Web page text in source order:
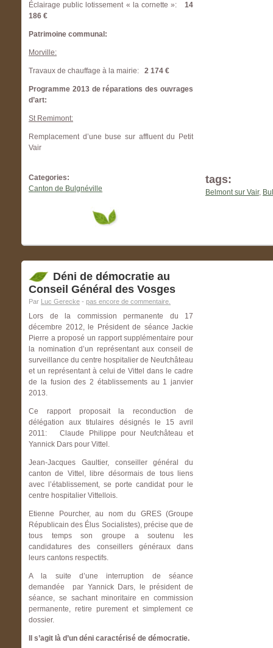
Éclairage public lotissement « la cornette »: 14
186 €
Patrimoine communal:
Morville:
Travaux de chauffage à la mairie: 2 174 €
Programme 2013 de réparations des ouvrages
d’art:
St Remimont:
Remplacement d’une buse sur affluent du Petit
Vair
Categories:
Canton de Bulgnéville
tags:
Belmont sur Vair,
Déni de démocratie au
Conseil Général des Vosges
Par Luc Gerecke - pas encore de commentaire.
Lors de la commission permanente du 17
décembre 2012, le Président de séance Jackie
Pierre a proposé un rapport supplémentaire pour
la nomination d’un représentant aux conseil de
surveillance du centre hospitalier de Neufchâteau
et un représentant à celui de Vittel dans le cadre
de la fusion des 2 établissements au 1 janvier
2013.
Ce rapport proposait la reconduction de
délégation aux titulaires désignés le 15 avril
2011: Claude Philippe pour Neufchâteau et
Yannick Dars pour Vittel.
Jean-Jacques Gaultier, conseiller général du
canton de Vittel, libre désormais de tous liens
avec l’établissement, se porte candidat pour le
centre hospitalier Vittellois.
Etienne Pourcher, au nom du GRES (Groupe
Républicain des Élus Socialistes), précise que de
tous temps son groupe a soutenu les
candidatures des conseillers généraux dans
leurs cantons respectifs.
A la suite d’une interruption de séance
demandée par Yannick Dars, le président de
séance, se sachant minoritaire en commission
permanente, retire purement et simplement ce
dossier.
Il s’agit là d’un déni caractérisé de démocratie.